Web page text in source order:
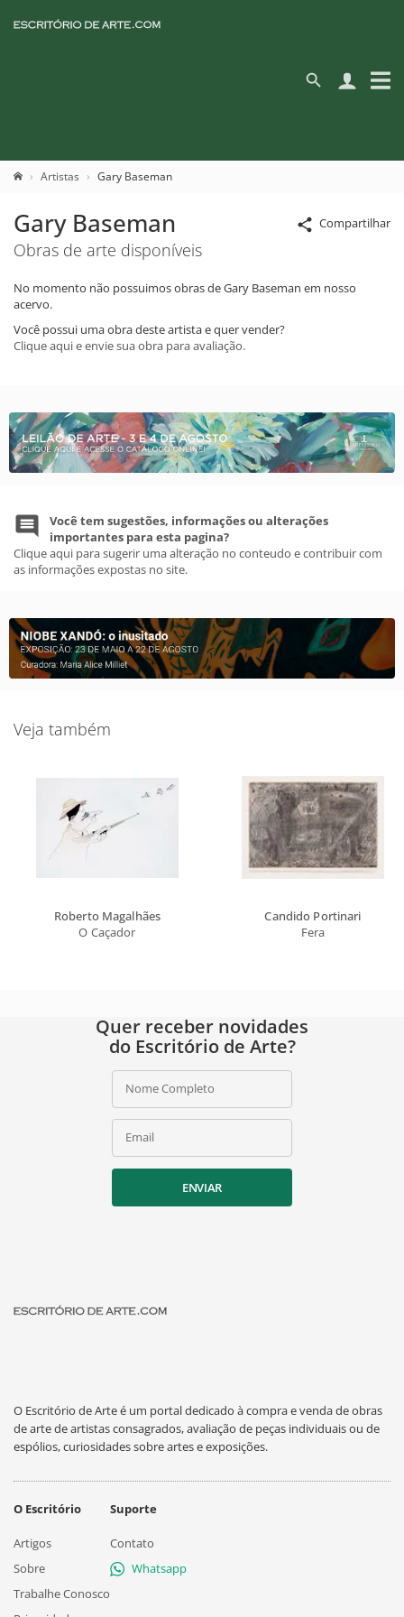
Artistas Gary Baseman
Compartilhar
Gary Baseman
Obras de arte disponíveis
No momento não possuimos obras de Gary Baseman em nosso
acervo.
Você possui uma obra deste artista e quer vender?
Clique aqui e envie sua obra para avaliação.
Você tem sugestões, informações ou alterações
importantes para esta pagina?
Clique aqui para sugerir uma alteração no conteudo e contribuir com
as informações expostas no site.
Veja também
Roberto Magalhães
O Caçador
Candido Portinari
Fera
Quer receber novidades
do Escritório de Arte?
Nome Completo
Email
ENVIAR
O Escritório de Arte é um portal dedicado à compra e venda de obras
de arte de artistas consagrados, avaliação de peças individuais ou de
espólios, curiosidades sobre artes e exposições.
O Escritório
Artigos
Sobre
Trabalhe Conosco
Suporte
Contato
Whatsapp